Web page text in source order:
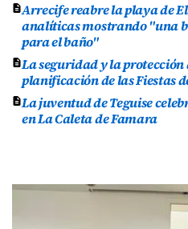
Arrecife reabre la playa de
analíticas mostrando "una
para el baño"
La seguridad y la
planificación de las Fiestas
La juventud de Teguise
en La Caleta de Famara